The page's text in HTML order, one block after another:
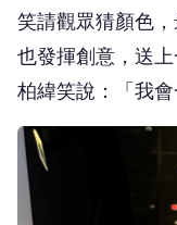
笑請觀眾猜顏色
也發揮創意，送
柏緯笑說：「我會